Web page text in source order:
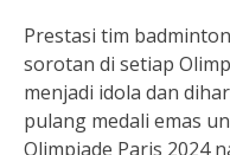
Prestasi tim
sorotan di setiap
menjadi idola dan
pulang medali emas
Olimpiade Paris 2024